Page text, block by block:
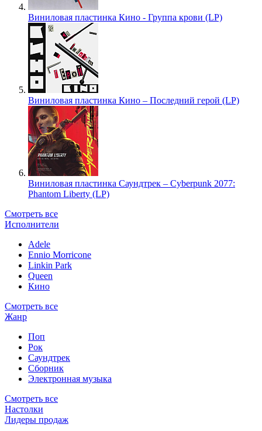
Виниловая пластинка Кино - Группа крови (LP)
Виниловая пластинка Кино – Последний герой (LP)
Виниловая пластинка Саундтрек – Cyberpunk 2077:
Phantom Liberty (LP)
Смотреть все
Исполнители
Adele
Ennio Morricone
Linkin Park
Queen
Кино
Смотреть все
Жанр
Поп
Рок
Саундтрек
Сборник
Электронная музыка
Смотреть все
Настолки
Лидеры продаж